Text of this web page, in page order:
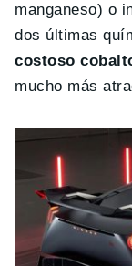
manganeso) o
dos últimas
costoso
mucho más